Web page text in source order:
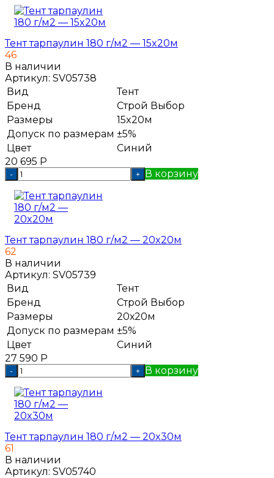
Тент тарпаулин 180 г/м2 — 15x20м
46
В наличии
Артикул: SV05738
Вид
Тент
Бренд
Строй Выбор
Размеры
15x20м
Допуск по размерам ±5%
Цвет
Синий
20 695 Р
- + В корзину
Тент тарпаулин 180 г/м2 — 20x20м
62
В наличии
Артикул: SV05739
Вид
Тент
Бренд
Строй Выбор
Размеры
20х20м
Допуск по размерам ±5%
Цвет
Синий
27 590 Р
- + В корзину
Тент тарпаулин 180 г/м2 — 20x30м
61
В наличии
Артикул: SV05740